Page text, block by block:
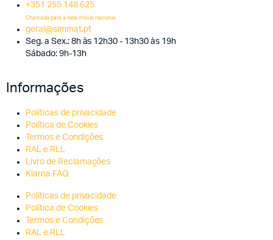
+351 255 148 625
Chamada para a rede móvel nacional
geral@simmat.pt
Seg. a Sex.: 8h às 12h30 - 13h30 às 19h
Sábado: 9h-13h
Informações
Políticas de privacidade
Política de Cookies
Termos e Condições
RAL e RLL
Livro de Reclamações
Klarna FAQ
Políticas de privacidade
Política de Cookies
Termos e Condições
RAL e RLL